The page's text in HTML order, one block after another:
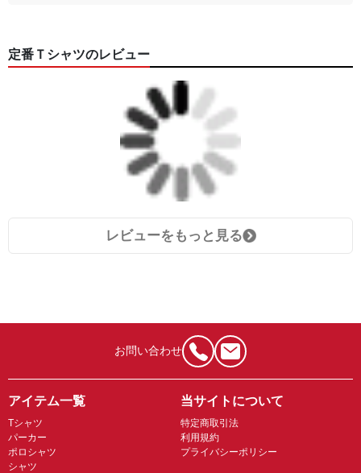
定番Ｔシャツのレビュー
レビューをもっと見る
お問い合わせ
アイテム一覧
Tシャツ
パーカー
ポロシャツ
シャツ
当サイトについて
特定商取引法
利用規約
プライバシーポリシー